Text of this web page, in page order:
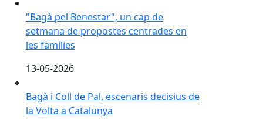
"Bagà pel Benestar", un cap de
setmana de propostes centrades en
les famílies
13-05-2026
Bagà i Coll de Pal, escenaris decisius de
la Volta a Catalunya